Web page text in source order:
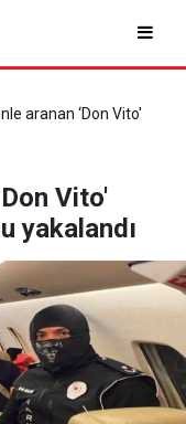
aranan ‘Don Vito'
Vito'
yakalandı